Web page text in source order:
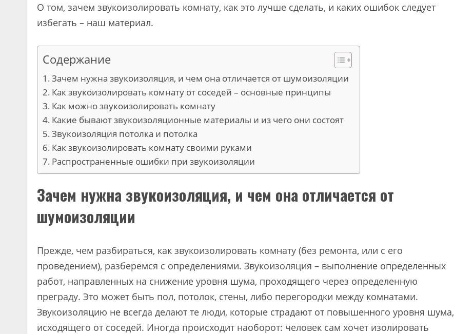
О том, зачем звукоизолировать комнату, как это лучше сделать, и каких ошибок следует
избегать – наш материал.
Содержание
Зачем нужна звукоизоляция, и чем она отличается от шумоизоляции
Как звукоизолировать комнату от соседей – основные принципы
Как можно звукоизолировать комнату
Какие бывают звукоизоляционные материалы и из чего они состоят
Звукоизоляция потолка и потолка
Как звукоизолировать комнату своими руками
Распространенные ошибки при звукоизоляции
Зачем нужна звукоизоляция, и чем она отличается от
шумоизоляции
Прежде, чем разбираться, как звукоизолировать комнату (без ремонта, или с его
проведением), разберемся с определениями. Звукоизоляция – выполнение определенных
работ, направленных на снижение уровня шума, проходящего через определенную
преграду. Это может быть пол, потолок, стены, либо перегородки между комнатами.
Звукоизоляцию не всегда делают те люди, которые страдают от повышенного уровня шума,
исходящего от соседей. Иногда происходит наоборот: человек сам хочет изолировать